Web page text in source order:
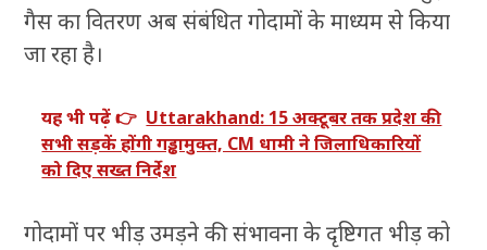
गैस का वितरण अब संबंधित गोदामों के माध्यम से किया
जा रहा है।
यह भी पढ़ें 👉 Uttarakhand: 15 अक्टूबर तक प्रदेश की
सभी सड़कें होंगी गड्ढामुक्त, CM धामी ने जिलाधिकारियों
को दिए सख्त निर्देश
गोदामों पर भीड़ उमड़ने की संभावना के दृष्टिगत भीड़ को